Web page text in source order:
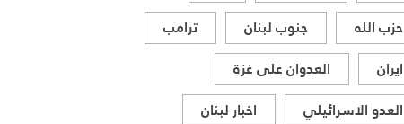
حزب الله جنوب لبنان
ترامب
ايران
العدوان على غزة
العدو الاسرائيلي
اخبار لبنان